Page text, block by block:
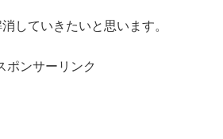
していきたいと思います。
ポンサーリンク